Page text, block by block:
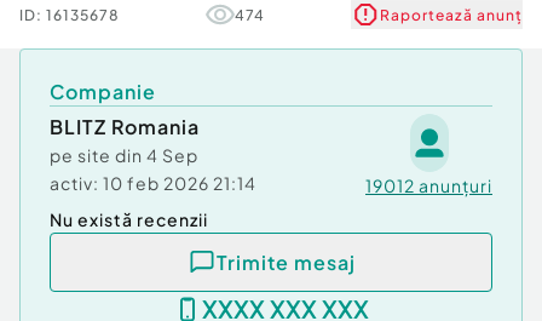
Mobilat/Utilat 3
Comfort
ID: 16135678 474 Raportează anunț
Companie
BLITZ Romania
pe site din 4 Sep
activ: 10 feb 2026 21:14 19012 anunțuri
Nu există recenzii
Trimite mesaj
XXXX XXX XXX